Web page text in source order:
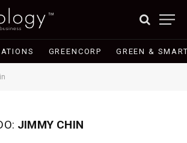
GREENCORP GREEN &
JIMMY CHIN